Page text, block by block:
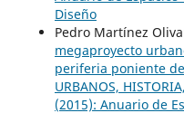
Diseño
Pedro Martínez
megaproyecto
periferia poniente
URBANOS,
(2015): Anuario de